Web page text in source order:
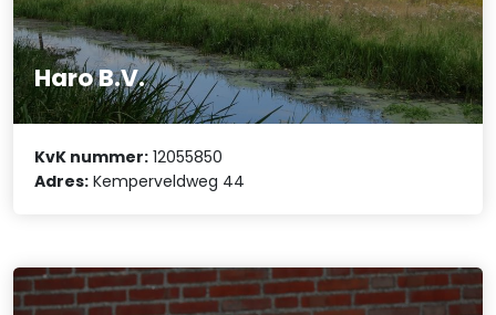
Haro B.V.
KvK nummer: 12055850
Adres: Kemperveldweg 44